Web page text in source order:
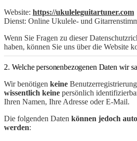
Website: https://ukuleleguitartuner.com
Dienst: Online Ukulele- und
Wenn Sie Fragen zu dieser
haben, können Sie uns über die Website
2. Welche personenbezogenen Daten wir
Wir benötigen keine
wissentlich keine persönlich
Ihren Namen, Ihre Adresse oder E-Mail.
Die folgenden Daten können jedoch
werden: